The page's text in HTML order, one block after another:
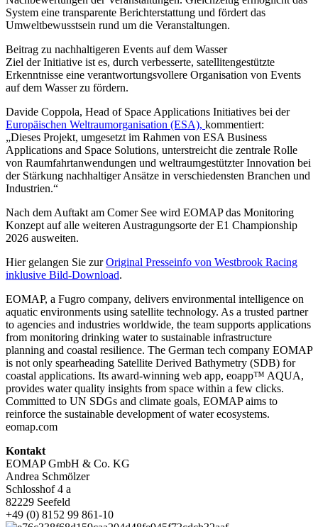
System eine transparente Berichterstattung und fördert das
Umweltbewusstsein rund um die Veranstaltungen.
Beitrag zu nachhaltigeren Events auf dem Wasser
Ziel der Initiative ist es, durch verbesserte, satellitengestützte
Erkenntnisse eine verantwortungsvollere Organisation von Events
auf dem Wasser zu fördern.
Davide Coppola, Head of Space Applications Initiatives bei der
Europäischen Weltraumorganisation (ESA), kommentiert:
„Dieses Projekt, umgesetzt im Rahmen von ESA Business
Applications and Space Solutions, unterstreicht die zentrale Rolle
von Raumfahrtanwendungen und weltraumgestützter Innovation bei
der Stärkung nachhaltiger Ansätze in verschiedensten Branchen und
Industrien.“
Nach dem Auftakt am Comer See wird EOMAP das Monitoring
Konzept auf alle weiteren Austragungsorte der E1 Championship
2026 ausweiten.
Hier gelangen Sie zurOriginal Presseinfo von Westbrook Racing
inklusive Bild-Download.
EOMAP, a Fugro company, delivers environmental intelligence on
aquatic environments using satellite technology. As a trusted partner
to agencies and industries worldwide, the team supports applications
from monitoring drinking water to sustainable infrastructure
planning and coastal resilience. The German tech company EOMAP
is not only spearheading Satellite Derived Bathymetry (SDB) for
coastal applications. Its award-winning web app, eoapp™ AQUA,
provides water quality insights from space within a few clicks.
Committed to UN SDGs and climate goals, EOMAP aims to
reinforce the sustainable development of water ecosystems.
eomap.com
Kontakt
EOMAP GmbH & Co. KG
Andrea Schmölzer
Schlosshof 4 a
82229 Seefeld
+49 (0) 8152 99 861-10